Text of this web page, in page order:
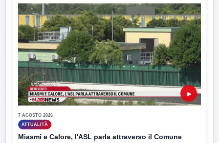
▶
7 AGOSTO 2026
ATTUALITÀ
Miasmi e Calore, l'ASL parla attraverso il Comune